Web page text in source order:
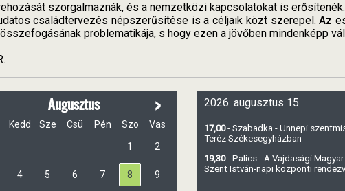
szorgalmaznák, és a nemzetközi kapcsolatokat is
családtervezés népszerűsítése is a céljaik közt szerepel. Az
problematikája, s hogy ezen a jövőben mindenképp
Augusztus >
Kedd Sze Csü Pén Szo
Vas
1
2
4 5 6 7 8 9
2026. augusztus 15.
17,00- Szabadka - Ünnepi
Teréz Székesegyházban
19,30- Palics - A Vajdasági
Szent István-napi központi